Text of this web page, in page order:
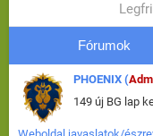
Fórumok
PHOENIX (